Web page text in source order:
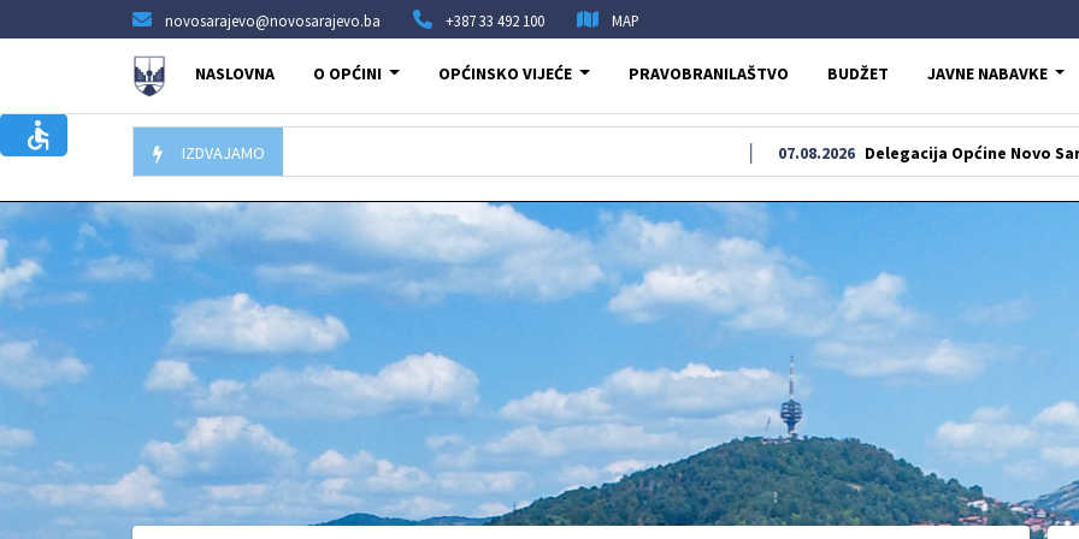
novosarajevo@novosarajevo.ba +387 33 492 100 MAP
NASLOVNA O OPĆINI OPĆINSKO VIJEĆE PRAVOBRANILAŠTVO BUDŽET JAVNE NABAVKE
IZDVAJAMO Delegacija Općine Novo Sarajevo